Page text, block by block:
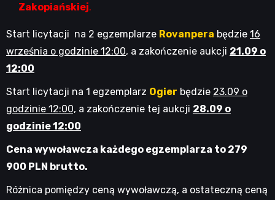
Zakopiańskiej.
Start licytacji na 2 egzemplarze Rovanpera będzie 16
września o godzinie 12:00, a zakończenie aukcji 21.09 o
12:00
Start licytacji na 1 egzemplarz Ogier będzie 23.09 o
godzinie 12:00, a zakończenie tej aukcji 28.09 o
godzinie 12:00
Cena wywoławcza każdego egzemplarza to 279
900 PLN brutto.
Różnica pomiędzy ceną wywoławczą, a ostateczną ceną